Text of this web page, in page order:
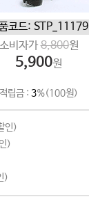
코드: STP_11179
소비자가8,800원
5,900원
적립금 : 3%(100원)
인)
)
)